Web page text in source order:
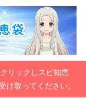
リックしスピ知恵
け取ってください。